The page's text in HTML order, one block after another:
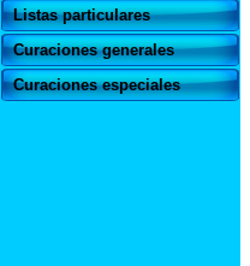
Listas particulares
Curaciones generales
Curaciones especiales